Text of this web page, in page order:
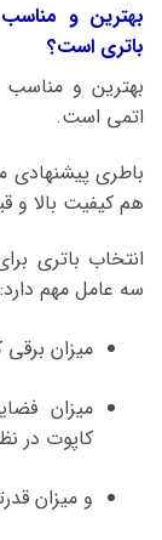
بهترین و
باتری است؟
اتمی است.
هم کیفیت بالا و
انتخاب باتری
سه عامل مهم دارد:
میزان
میزان
کاپوت در
و میزان